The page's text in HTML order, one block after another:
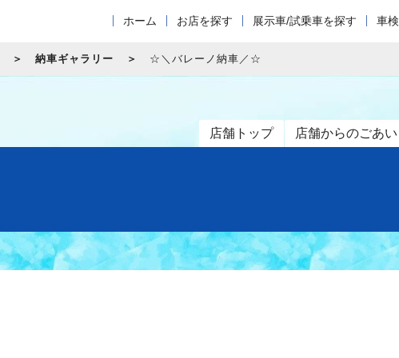
ホーム お店を探す 展示車/試乗車を探す 車
納車ギャラリー ☆＼バレーノ納車／☆
店舗トップ 店舗からのごあ